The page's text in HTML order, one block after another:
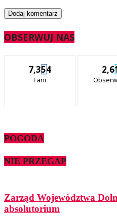
OBSERWUJ NAS
7,354
Fani
POGODA
NIE PRZEGAP
Zarząd Województwa
absolutorium